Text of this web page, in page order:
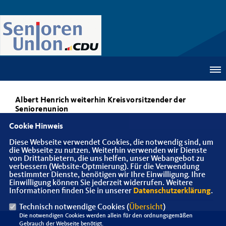
Albert Henrich weiterhin Kreisvorsitzender der
Seniorenunion
Den vollständigen Artikel finden Sie hier.
03.11.2011, 13:29 Uhr
Cookie Hinweis
Diese Webseite verwendet Cookies, die notwendig sind, um
die Webseite zu nutzen. Weiterhin verwenden wir Dienste
von Drittanbietern, die uns helfen, unser Webangebot zu
verbessern (Website-Optmierung). Für die Verwendung
bestimmter Dienste, benötigen wir Ihre Einwilligung. Ihre
Einwilligung können Sie jederzeit widerrufen. Weitere
Informationen finden Sie in unserer Datenschutzerklärung.
Technisch notwendige Cookies (Übersicht)
Die notwendigen Cookies werden allein für den ordnungsgemäßen
Gebrauch der Webseite benötigt.